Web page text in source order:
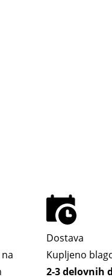
Dostava
Kupljeno
2-3 delovnih